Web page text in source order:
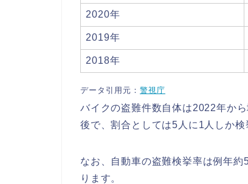
2020年
2019年
2018年
データ引用元： 警視庁
バイクの盗難件数自体は2022年か
後で、割合としては5人に1人しか検
なお、自動車の盗難検挙率は例年
ります。